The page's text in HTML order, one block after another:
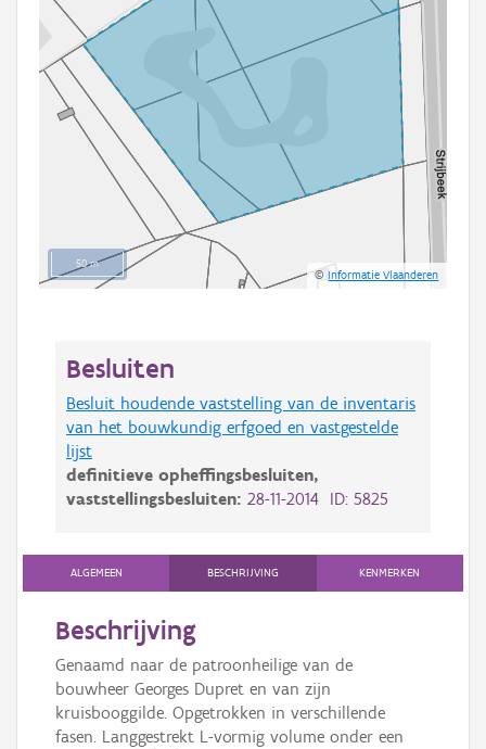
50 m
©Informatie Vlaanderen
Besluiten
Besluit houdende vaststelling van de inventaris
van het bouwkundig erfgoed en vastgestelde
lijst
definitieve opheffingsbesluiten,
vaststellingsbesluiten: 28-11-2014 ID: 5825
ALGEMEEN BESCHRIJVING KENMERKEN
Beschrijving
Genaamd naar de patroonheilige van de
bouwheer Georges Dupret en van zijn
kruisbooggilde. Opgetrokken in verschillende
fasen. Langgestrekt L-vormig volume onder een